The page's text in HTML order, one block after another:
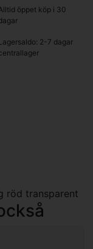
öppet köp i 30
2-7 dagar
röd transparent